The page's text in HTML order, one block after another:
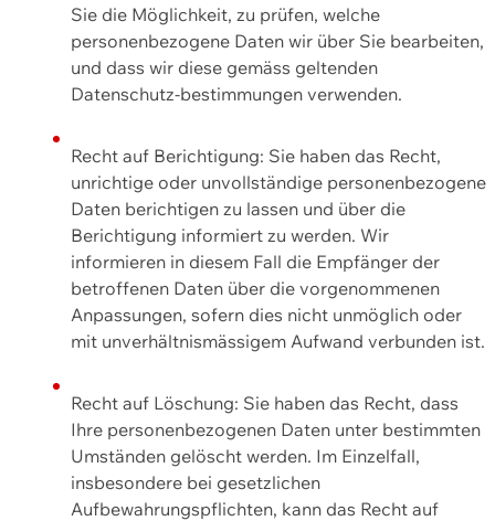
Sie die Möglichkeit, zu prüfen, welche
personenbezogene Daten wir über Sie bearbeiten,
und dass wir diese gemäss geltenden
Datenschutz-bestimmungen verwenden.
Recht auf Berichtigung: Sie haben das Recht,
unrichtige oder unvollständige personenbezogene
Daten berichtigen zu lassen und über die
Berichtigung informiert zu werden. Wir
informieren in diesem Fall die Empfänger der
betroffenen Daten über die vorgenommenen
Anpassungen, sofern dies nicht unmöglich oder
mit unverhältnismässigem Aufwand verbunden ist.
Recht auf Löschung: Sie haben das Recht, dass
Ihre personenbezogenen Daten unter bestimmten
Umständen gelöscht werden. Im Einzelfall,
insbesondere bei gesetzlichen
Aufbewahrungspflichten, kann das Recht auf